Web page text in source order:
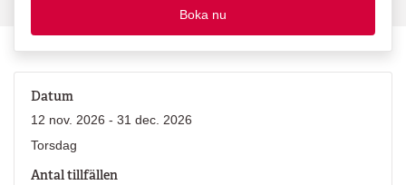
Boka nu
Datum
12 nov. 2026 - 31 dec. 2026
Torsdag
Antal tillfällen